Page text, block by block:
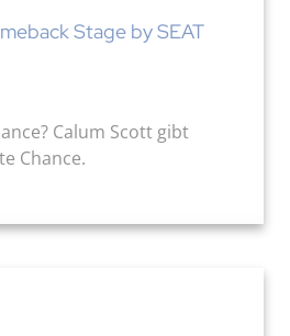
Stage by SEAT
Calum Scott gibt
Chance.